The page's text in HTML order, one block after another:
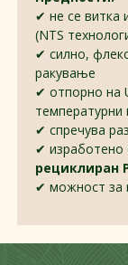
✔ не се витка
(NTS
✔ силно,
ракување
✔ отпорно на
температурни
✔ спречува
✔ изработено
рециклиран
✔ можност за